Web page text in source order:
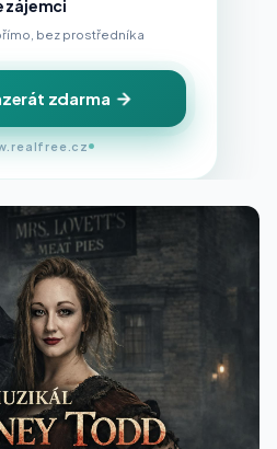
zájemci
bez prostředníka
zdarma